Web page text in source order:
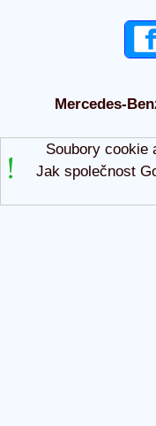
Mercedes-
Soubory cookie
Jak společnost